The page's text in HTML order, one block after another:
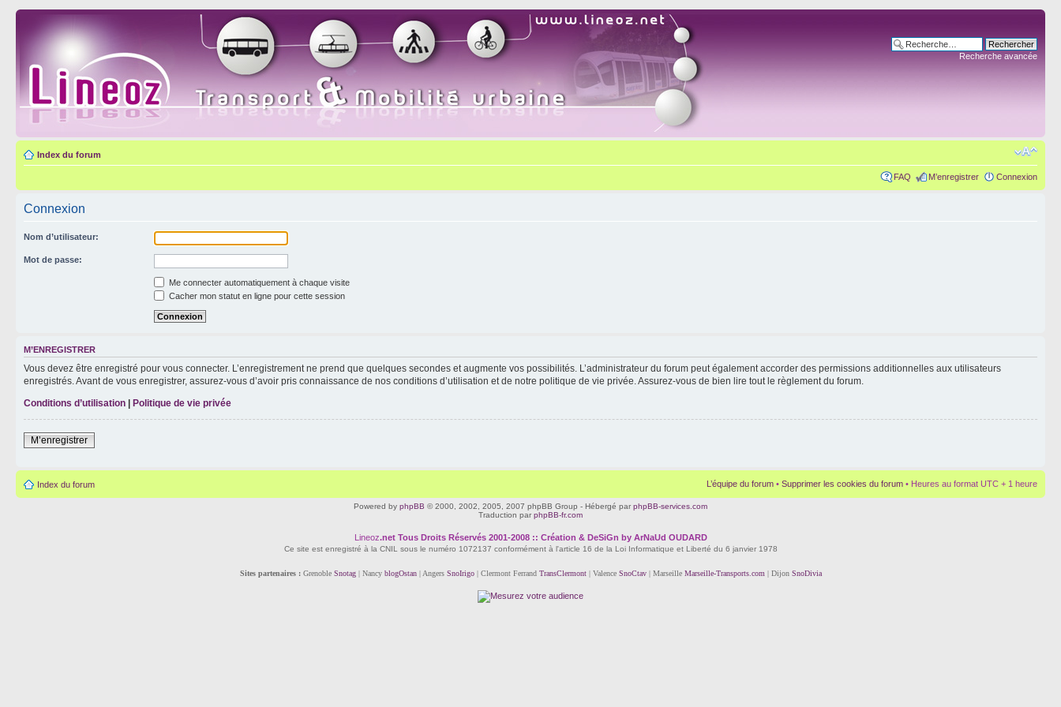
Recherche avancée
Index du forum
FAQ M’enregistrer Connexion
Connexion
Nom d’utilisateur:
Mot de passe:
Me connecter automatiquement à chaque visite
Cacher mon statut en ligne pour cette session
M’ENREGISTRER
Vous devez être enregistré pour vous connecter. L’enregistrement ne prend que quelques secondes et augmente vos possibilités. L’administrateur du forum peut également accorder des permissions additionnelles aux utilisateurs
enregistrés. Avant de vous enregistrer, assurez-vous d’avoir pris connaissance de nos conditions d’utilisation et de notre politique de vie privée. Assurez-vous de bien lire tout le règlement du forum.
Conditions d’utilisation | Politique de vie privée
M’enregistrer
Index du forum L’équipe du forum • Supprimer les cookies du forum • Heures au format UTC + 1 heure
Powered by phpBB © 2000, 2002, 2005, 2007 phpBB Group - Hébergé par phpBB-services.com
Traduction par phpBB-fr.com
Lineoz.netTous Droits Réservés 2001-2008 :: Création & DeSiGn by ArNaUd OUDARD
Ce site est enregistré à la CNIL sous le numéro 1072137 conformément à l'article 16 de la Loi Informatique et Liberté du 6 janvier 1978
Sites partenaires :Grenoble Snotag| Nancy blogOstan| Angers SnoIrigo| Clermont Ferrand TransClermont| Valence SnoCtav| Marseille Marseille-Transports.com | Dijon SnoDivia